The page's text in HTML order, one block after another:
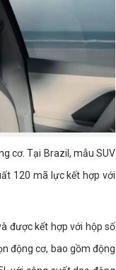
cơ. Tại Brazil, mẫu SUV
120 mã lực kết hợp với
được kết hợp với hộp số
động cơ, bao gồm động